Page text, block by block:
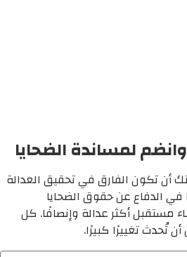
وانضم لمساندة الضحايا
أن تكون الفارق في تحقيق العدالة
في الدفاع عن حقوق الضحايا
مستقبل أكثر عدالة وإنصافًا. كل
تُحدث تغييرًا كبيرًا.